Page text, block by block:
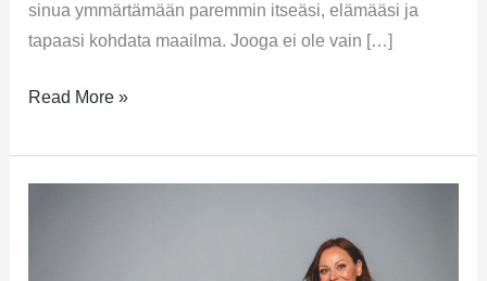
sinua ymmärtämään paremmin itseäsi, elämääsi ja
tapaasi kohdata maailma. Jooga ei ole vain […]
Read More »